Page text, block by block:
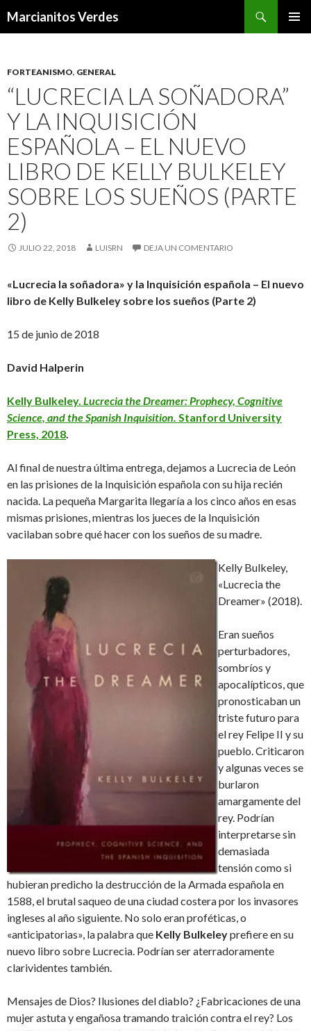
Marcianitos Verdes
FORTEANISMO, GENERAL
“LUCRECIA LA SOÑADORA”
Y LA INQUISICIÓN
ESPAÑOLA – EL NUEVO
LIBRO DE KELLY BULKELEY
SOBRE LOS SUEÑOS (PARTE
2)
JULIO 22, 2018 LUISRN DEJA UN COMENTARIO
«Lucrecia la soñadora» y la Inquisición española – El nuevo
libro de Kelly Bulkeley sobre los sueños (Parte 2)
15 de junio de 2018
David Halperin
Kelly Bulkeley. Lucrecia the Dreamer: Prophecy, Cognitive
Science, and the Spanish Inquisition. Stanford University
Press, 2018.
Al final de nuestra última entrega, dejamos a Lucrecia de León
en las prisiones de la Inquisición española con su hija recién
nacida. La pequeña Margarita llegaría a los cinco años en esas
mismas prisiones, mientras los jueces de la Inquisición
vacilaban sobre qué hacer con los sueños de su madre.
Kelly Bulkeley,
«Lucrecia the
Dreamer» (2018).
Eran sueños
perturbadores,
sombríos y
apocalípticos, que
pronosticaban un
triste futuro para
el rey Felipe II y su
pueblo. Criticaron
y algunas veces se
burlaron
amargamente del
rey. Podrían
interpretarse sin
demasiada
tensión como si
hubieran predicho la destrucción de la Armada española en
1588, el brutal saqueo de una ciudad costera por los invasores
ingleses al año siguiente. No solo eran proféticas, o
«anticipatorias», la palabra que Kelly Bulkeleyprefiere en su
nuevo libro sobre Lucrecia. Podrían ser aterradoramente
clarividentes también.
Mensajes de Dios? Ilusiones del diablo? ¿Fabricaciones de una
mujer astuta y engañosa tramando traición contra el rey? Los